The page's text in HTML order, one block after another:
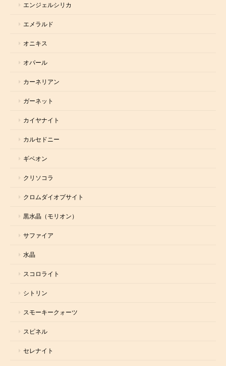
エンジェルシリカ
エメラルド
オニキス
オパール
カーネリアン
ガーネット
カイヤナイト
カルセドニー
ギベオン
クリソコラ
クロムダイオプサイト
黒水晶（モリオン）
サファイア
水晶
スコロライト
シトリン
スモーキークォーツ
スピネル
セレナイト